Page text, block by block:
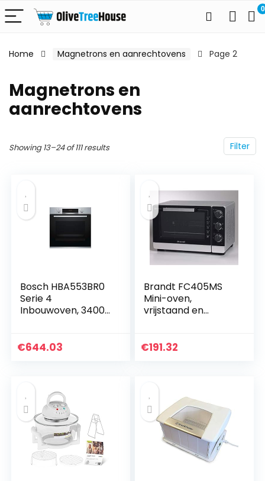
0
Home Magnetrons en aanrechtovens Page 2
Magnetrons en
aanrechtovens
Filter
Showing 13–24 of 111 results
Bosch HBA553BR0
Serie 4
Inbouwoven, 3400
€644.03
Brandt FC405MS
Mini-oven,
vrijstaand en
multifunctioneel,
€191.32